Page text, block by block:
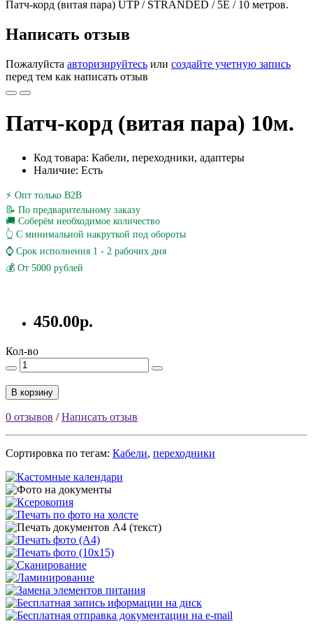
Патч-корд (витая пара) UTP / STRANDED / 5E / 10 метров.
Написать отзыв
Пожалуйста авторизируйтесь или создайте учетную запись
перед тем как написать отзыв
Патч-корд (витая пара) 10м.
Код товара: Кабели, переходники, адаптеры
Наличие: Есть
⚡ Опт только B2B
📝 По предварительному заказу
🚚 Соберём необходимое количество
👆 С минимальной накруткой под обороты
⌚ Срок исполнения 1 - 2 рабочих дня
💰 От 5000 рублей
450.00р.
Кол-во
В корзину
0 отзывов /Написать отзыв
Сортировка по тегам: Кабели, переходники